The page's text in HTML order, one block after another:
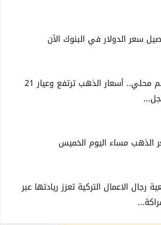
سعر الدولار في البنوك الآن
بدعم محلي.. أسعار الذهب ترتفع وعيار 21
الذهب مساء اليوم الخميس
رجال الاعمال التركية تعزز ريادتها عبر